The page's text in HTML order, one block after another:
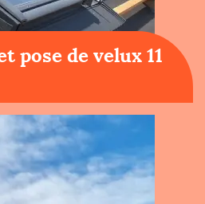
pose de velux 11